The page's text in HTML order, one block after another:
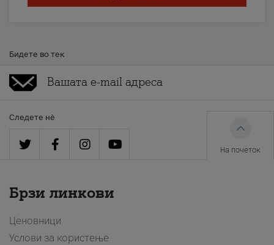
Бидете во тек
Следете нè
На почеток
Брзи линкови
Ценовници
Услови за користење